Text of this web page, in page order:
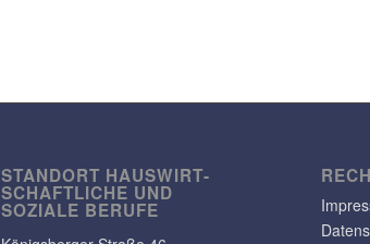
STANDORT HAUS­WIRT­
SCHAFT­LICHE UND
SOZIALE BERUFE